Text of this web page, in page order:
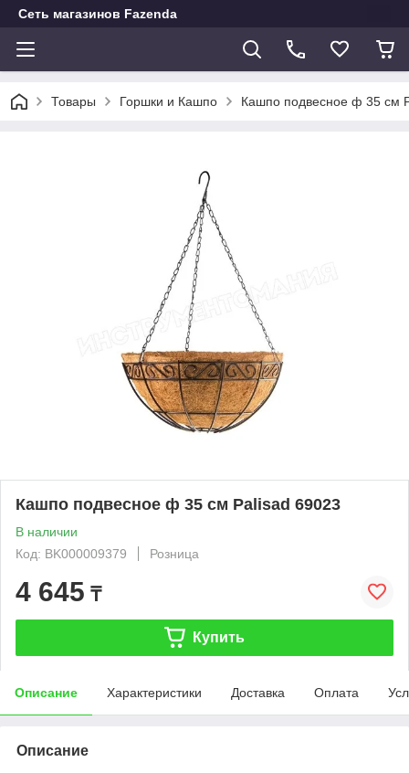
Сеть магазинов Fazenda
Товары Горшки и Кашпо Кашпо подвесное ф 35 см
Кашпо подвесное ф 35 см Palisad 69023
В наличии
Код: BK000009379
Розница
4 645 ₸
Купить
Описание Характеристики Доставка Оплата
Описание